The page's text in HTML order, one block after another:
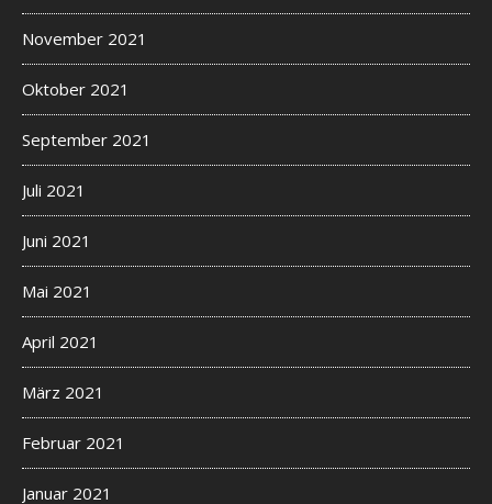
November 2021
Oktober 2021
September 2021
Juli 2021
Juni 2021
Mai 2021
April 2021
März 2021
Februar 2021
Januar 2021